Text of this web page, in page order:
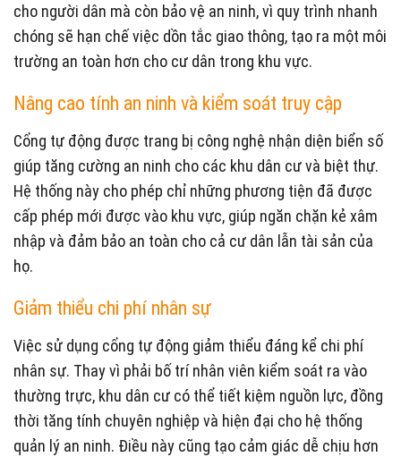
cho người dân mà còn bảo vệ an ninh, vì quy trình nhanh
chóng sẽ hạn chế việc dồn tắc giao thông, tạo ra một môi
trường an toàn hơn cho cư dân trong khu vực.
Nâng cao tính an ninh và kiểm soát truy cập
Cổng tự động được trang bị công nghệ nhận diện biển số
giúp tăng cường an ninh cho các khu dân cư và biệt thự.
Hệ thống này cho phép chỉ những phương tiện đã được
cấp phép mới được vào khu vực, giúp ngăn chặn kẻ xâm
nhập và đảm bảo an toàn cho cả cư dân lẫn tài sản của
họ.
Giảm thiểu chi phí nhân sự
Việc sử dụng cổng tự động giảm thiểu đáng kể chi phí
nhân sự. Thay vì phải bố trí nhân viên kiểm soát ra vào
thường trực, khu dân cư có thể tiết kiệm nguồn lực, đồng
thời tăng tính chuyên nghiệp và hiện đại cho hệ thống
quản lý an ninh. Điều này cũng tạo cảm giác dễ chịu hơn